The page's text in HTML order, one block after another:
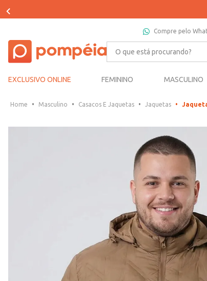
Compre pelo
O que está procurando?
EXCLUSIVO ONLINE FEMININO MASCULINO
Masculino Casacos E Jaquetas Jaquetas